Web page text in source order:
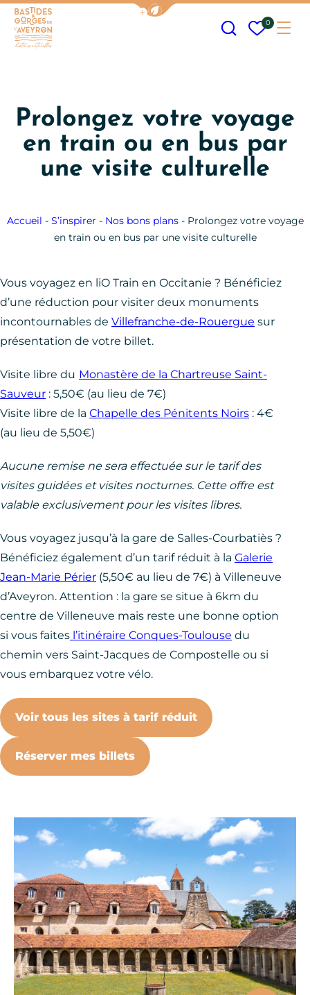
Afficher la barre de navigation
Mes
0
Prolongez votre voyage
en train ou en bus par
une visite culturelle
Accueil - S’inspirer - Nos bons plans - Prolongez votre voyage
en train ou en bus par une visite culturelle
Vous voyagez en liO Train en Occitanie ? Bénéficiez
d’une réduction pour visiter deux monuments
incontournables de Villefranche-de-Rouergue sur
présentation de votre billet.
Visite libre du Monastère de la Chartreuse Saint-
Sauveur : 5,50€ (au lieu de 7€)
Visite libre de la Chapelle des Pénitents Noirs : 4€
(au lieu de 5,50€)
Aucune remise ne sera effectuée sur le tarif des
visites guidées et visites nocturnes. Cette offre est
valable exclusivement pour les visites libres.
Vous voyagez jusqu’à la gare de Salles-Courbatiès ?
Bénéficiez également d’un tarif réduit à la Galerie
Jean-Marie Périer (5,50€ au lieu de 7€) à Villeneuve
d’Aveyron. Attention : la gare se situe à 6km du
centre de Villeneuve mais reste une bonne option
si vous faites l’itinéraire Conques-Toulouse du
chemin vers Saint-Jacques de Compostelle ou si
vous embarquez votre vélo.
Voir tous les sites à tarif réduit
Réserver mes billets